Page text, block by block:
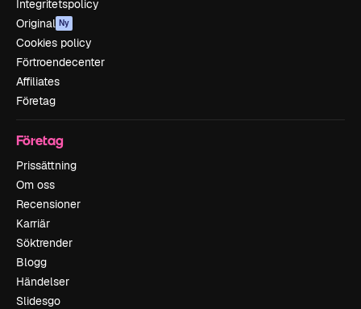
Integritetspolicy
Original Ny
Cookies policy
Förtroendecenter
Affiliates
Företag
Företag
Prissättning
Om oss
Recensioner
Karriär
Söktrender
Blogg
Händelser
Slidesgo